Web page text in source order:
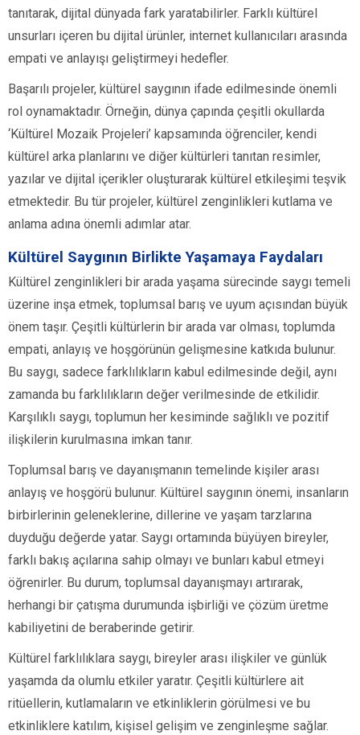
tanıtarak, dijital dünyada fark yaratabilirler. Farklı kültürel
unsurları içeren bu dijital ürünler, internet kullanıcıları arasında
empati ve anlayışı geliştirmeyi hedefler.
Başarılı projeler, kültürel saygının ifade edilmesinde önemli
rol oynamaktadır. Örneğin, dünya çapında çeşitli okullarda
‘Kültürel Mozaik Projeleri’ kapsamında öğrenciler, kendi
kültürel arka planlarını ve diğer kültürleri tanıtan resimler,
yazılar ve dijital içerikler oluşturarak kültürel etkileşimi teşvik
etmektedir. Bu tür projeler, kültürel zenginlikleri kutlama ve
anlama adına önemli adımlar atar.
Kültürel Saygının Birlikte Yaşamaya Faydaları
Kültürel zenginlikleri bir arada yaşama sürecinde saygı temeli
üzerine inşa etmek, toplumsal barış ve uyum açısından büyük
önem taşır. Çeşitli kültürlerin bir arada var olması, toplumda
empati, anlayış ve hoşgörünün gelişmesine katkıda bulunur.
Bu saygı, sadece farklılıkların kabul edilmesinde değil, aynı
zamanda bu farklılıkların değer verilmesinde de etkilidir.
Karşılıklı saygı, toplumun her kesiminde sağlıklı ve pozitif
ilişkilerin kurulmasına imkan tanır.
Toplumsal barış ve dayanışmanın temelinde kişiler arası
anlayış ve hoşgörü bulunur. Kültürel saygının önemi, insanların
birbirlerinin geleneklerine, dillerine ve yaşam tarzlarına
duyduğu değerde yatar. Saygı ortamında büyüyen bireyler,
farklı bakış açılarına sahip olmayı ve bunları kabul etmeyi
öğrenirler. Bu durum, toplumsal dayanışmayı artırarak,
herhangi bir çatışma durumunda işbirliği ve çözüm üretme
kabiliyetini de beraberinde getirir.
Kültürel farklılıklara saygı, bireyler arası ilişkiler ve günlük
yaşamda da olumlu etkiler yaratır. Çeşitli kültürlere ait
ritüellerin, kutlamaların ve etkinliklerin görülmesi ve bu
etkinliklere katılım, kişisel gelişim ve zenginleşme sağlar.